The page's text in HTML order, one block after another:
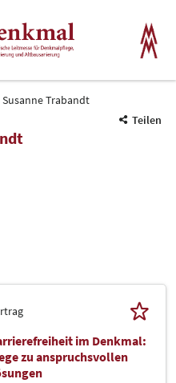
Susanne Trabandt
Teilen
im Denkmal:
zu anspruchsvollen